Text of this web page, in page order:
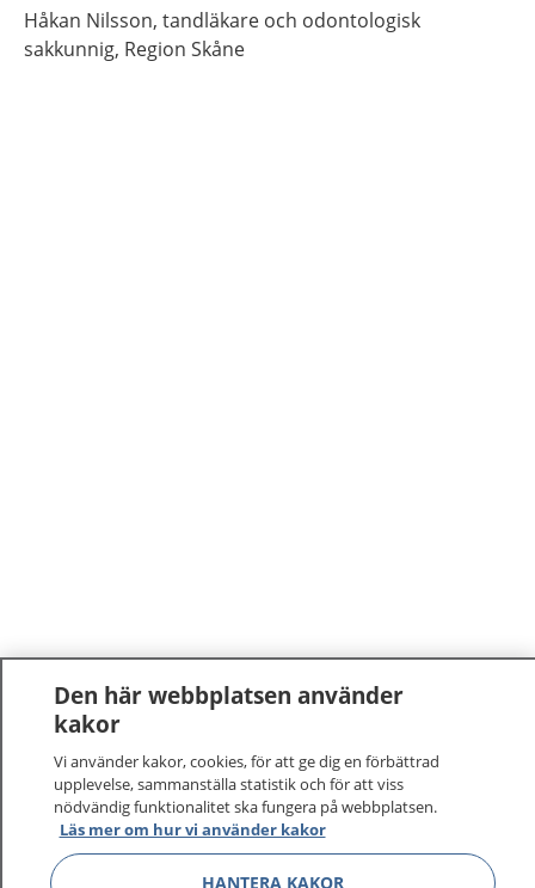
Håkan Nilsson, tandläkare och odontologisk
sakkunnig, Region Skåne
1177–tryggt om din hälsa och vård
Den här webbplatsen använder
kakor
Vi använder kakor, cookies, för att ge dig en förbättrad
upplevelse, sammanställa statistik och för att viss
nödvändig funktionalitet ska fungera på webbplatsen.
Läs mer om hur vi använder kakor
HANTERA KAKOR